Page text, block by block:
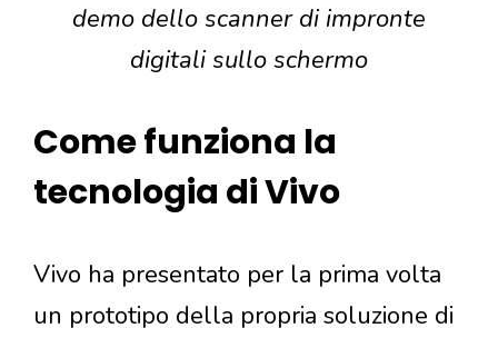
demo dello scanner di impronte
digitali sullo schermo
Come funziona la
tecnologia di Vivo
Vivo ha presentato per la prima volta
un prototipo della propria soluzione di